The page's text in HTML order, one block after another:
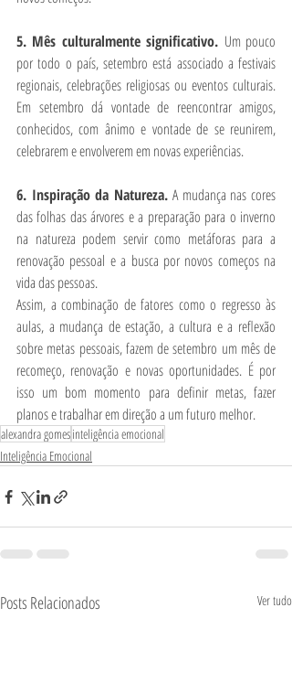
5. Mês culturalmente significativo. Um pouco
por todo o país, setembro está associado a festivais
regionais, celebrações religiosas ou eventos culturais.
Em setembro dá vontade de reencontrar amigos,
conhecidos, com ânimo e vontade de se reunirem,
celebrarem e envolverem em novas experiências.
6. Inspiração da Natureza. A mudança nas cores
das folhas das árvores e a preparação para o inverno
na natureza podem servir como metáforas para a
renovação pessoal e a busca por novos começos na
vida das pessoas.
Assim, a combinação de fatores como o regresso às
aulas, a mudança de estação, a cultura e a reflexão
sobre metas pessoais, fazem de setembro um mês de
recomeço, renovação e novas oportunidades. É por
isso um bom momento para definir metas, fazer
planos e trabalhar em direção a um futuro melhor.
alexandra gomesinteligência emocional
Inteligência Emocional
Posts Relacionados Ver tudo